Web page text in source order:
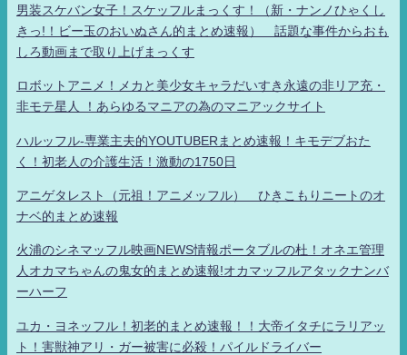
男装スケバン女子！スケッフルまっくす！（新・ナンノひゃくし
きっ!！ビー玉のおいぬさん的まとめ速報） 話題な事件からおも
しろ動画まで取り上げまっくす
ロボットアニメ！メカと美少女キャラだいすき永遠の非リア充・
非モテ星人 ！あらゆるマニアの為のマニアックサイト
ハルッフル-専業主夫的YOUTUBERまとめ速報！キモデブおた
く！初老人の介護生活！激動の1750日
アニゲタレスト（元祖！アニメッフル） ひきこもりニートのオ
ナベ的まとめ速報
火浦のシネマッフル映画NEWS情報ポータブルの杜！オネエ管理
人オカマちゃんの鬼女的まとめ速報!オカマッフルアタックナンバ
ーハーフ
ユカ・ヨネッフル！初老的まとめ速報！！大帝イタチにラリアッ
ト！害獣神アリ・ガー被害に必殺！パイルドライバー